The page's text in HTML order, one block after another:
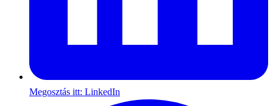
Megosztás itt: LinkedIn